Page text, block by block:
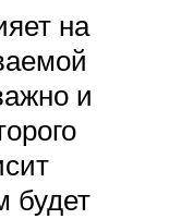
на
и
будет